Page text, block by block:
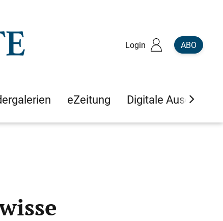
Login ABO
eZeitung Digitale Ausgaben